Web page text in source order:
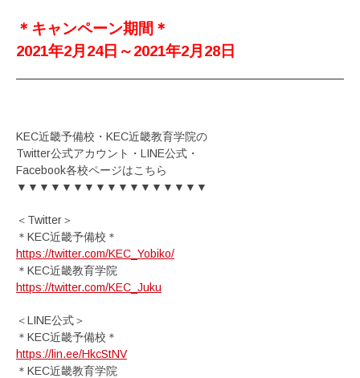
＊キャンペーン期間＊
2021年2月24日～2021年2月28日
KEC近畿予備校・KEC近畿教育学院の
Twitter公式アカウント・LINE公式・
Facebook各校ページはこちら
▼▼▼▼▼▼▼▼▼▼▼▼▼▼▼▼▼
＜Twitter＞
＊KEC近畿予備校＊
https://twitter.com/KEC_Yobiko/
＊KEC近畿教育学院
https://twitter.com/KEC_Juku
＜LINE公式＞
＊KEC近畿予備校＊
https://lin.ee/HkcStNV
＊KEC近畿教育学院